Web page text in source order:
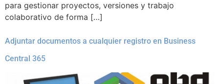
para gestionar proyectos, versiones y trabajo
colaborativo de forma […]
Adjuntar documentos a cualquier registro en Business
Central 365